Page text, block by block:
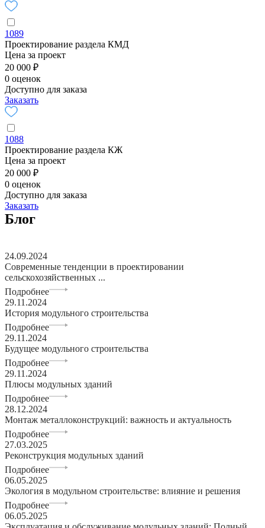
1089
Проектирование раздела КМД
Цена за проект
20 000 ₽
0 оценок
Доступно для заказа
Заказать
1088
Проектирование раздела КЖ
Цена за проект
20 000 ₽
0 оценок
Доступно для заказа
Заказать
Блог
24.09.2024
Современные тенденции в проектировании
сельскохозяйственных ...
Подробнее
29.11.2024
История модульного строительства
Подробнее
29.11.2024
Будущее модульного строительства
Подробнее
29.11.2024
Плюсы модульных зданий
Подробнее
28.12.2024
Монтаж металлоконструкций: важность и актуальность
Подробнее
27.03.2025
Реконструкция модульных зданий
Подробнее
06.05.2025
Экология в модульном строительстве: влияние и решения
Подробнее
06.05.2025